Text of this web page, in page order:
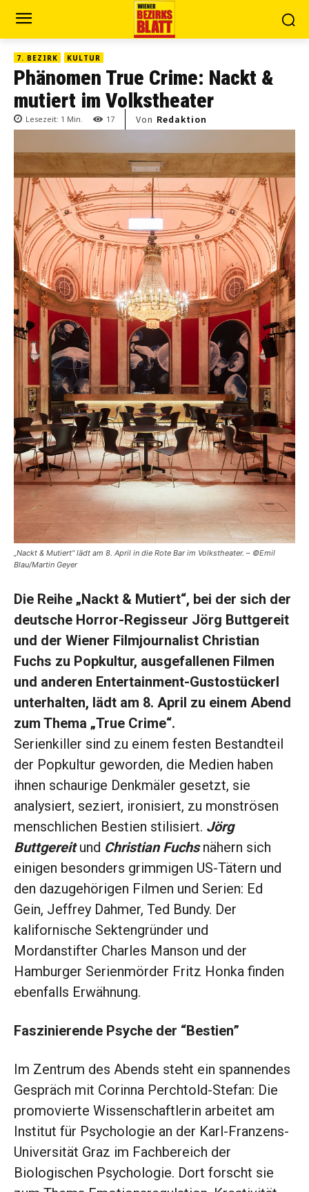
7. BEZIRK KULTUR
Phänomen True Crime: Nackt &
mutiert im Volkstheater
Lesezeit: 1 Min. 17 Von Redaktion
„Nackt & Mutiert“ lädt am 8. April in die Rote Bar im Volkstheater. – ©Emil
Blau/Martin Geyer
Die Reihe „Nackt & Mutiert“, bei der sich der
deutsche Horror-Regisseur Jörg Buttgereit
und der Wiener Filmjournalist Christian
Fuchs zu Popkultur, ausgefallenen Filmen
und anderen Entertainment-Gustostückerl
unterhalten, lädt am 8. April zu einem Abend
zum Thema „True Crime“.
Serienkiller sind zu einem festen Bestandteil
der Popkultur geworden, die Medien haben
ihnen schaurige Denkmäler gesetzt, sie
analysiert, seziert, ironisiert, zu monströsen
menschlichen Bestien stilisiert. Jörg
Buttgereitund Christian Fuchs nähern sich
einigen besonders grimmigen US-Tätern und
den dazugehörigen Filmen und Serien: Ed
Gein, Jeffrey Dahmer, Ted Bundy. Der
kalifornische Sektengründer und
Mordanstifter Charles Manson und der
Hamburger Serienmörder Fritz Honka finden
ebenfalls Erwähnung.
Faszinierende Psyche der “Bestien”
Im Zentrum des Abends steht ein spannendes
Gespräch mit Corinna Perchtold-Stefan: Die
promovierte Wissenschaftlerin arbeitet am
Institut für Psychologie an der Karl-Franzens-
Universität Graz im Fachbereich der
Biologischen Psychologie. Dort forscht sie